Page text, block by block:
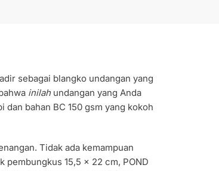
sebagai blangko undangan yang
inilahundangan yang Anda
bahan BC 150 gsm yang kokoh
Tidak ada kemampuan
pembungkus 15,5 x 22 cm, POND